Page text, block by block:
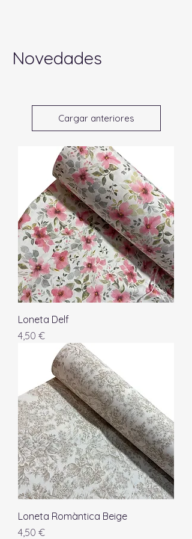
Novedades
Cargar anteriores
Loneta Delf
Precio
4,50 €
Loneta Romàntica Beige
Precio
4,50 €